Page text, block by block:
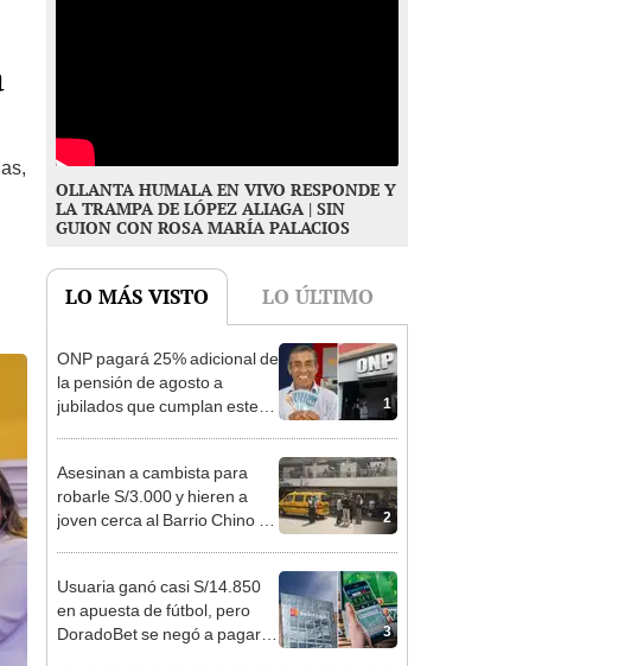
OLLANTA HUMALA EN VIVO RESPONDE Y
LA TRAMPA DE LÓPEZ ALIAGA | SIN
GUION CON ROSA MARÍA PALACIOS
LO MÁS VISTO LO ÚLTIMO
1
ONP pagará 25% adicional de
la pensión de agosto a
jubilados que cumplan este
2
Asesinan a cambista para
robarle S/3.000 y hieren a
joven cerca al Barrio Chino en
3
Usuaria ganó casi S/14.850
en apuesta de fútbol, pero
DoradoBet se negó a pagar: